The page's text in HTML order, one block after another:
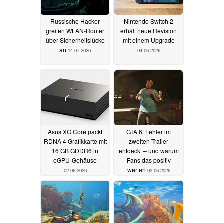
Russische Hacker
greifen WLAN-Router
über Sicherheitslücke
an 14.07.2026
Nintendo Switch 2
erhält neue Revision
mit einem Upgrade
04.06.2026
Asus XG Core packt
RDNA 4 Grafikkarte mit
16 GB GDDR6 in
eGPU-Gehäuse
02.06.2026
GTA 6: Fehler im
zweiten Trailer
entdeckt – und warum
Fans das positiv
werten 02.06.2026